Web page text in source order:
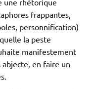
frappantes,
personnification)
la peste
manifestement
abjecte, en faire un